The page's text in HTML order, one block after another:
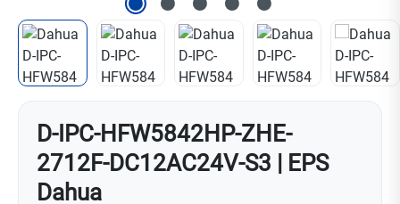
D-IPC-HFW5842HP-ZHE-
2712F-DC12AC24V-S3 | EPS
Dahua